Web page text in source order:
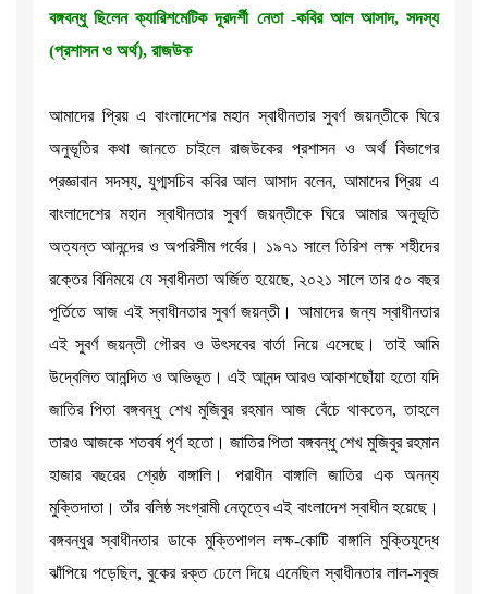
বঙ্গবন্ধু ছিলেন ক্যারিশমেটিক দূরদর্শী নেতা -কবির আল আসাদ, সদস্য
(প্রশাসন ও অর্থ), রাজউক
আমাদের প্রিয় এ বাংলাদেশের মহান স্বাধীনতার সুবর্ণ জয়ন্তীকে ঘিরে
অনুভূতির কথা জানতে চাইলে রাজউকের প্রশাসন ও অর্থ বিভাগের
প্রজ্ঞাবান সদস্য, যুগ্মসচিব কবির আল আসাদ বলেন, আমাদের প্রিয় এ
বাংলাদেশের মহান স্বাধীনতার সুবর্ণ জয়ন্তীকে ঘিরে আমার অনুভূতি
অত্যন্ত আনন্দের ও অপরিসীম গর্বের। ১৯৭১ সালে তিরিশ লক্ষ শহীদের
রক্তের বিনিময়ে যে স্বাধীনতা অর্জিত হয়েছে, ২০২১ সালে তার ৫০ বছর
পূর্তিতে আজ এই স্বাধীনতার সুবর্ণ জয়ন্তী। আমাদের জন্য স্বাধীনতার
এই সুবর্ণ জয়ন্তী গৌরব ও উৎসবের বার্তা নিয়ে এসেছে। তাই আমি
উদ্বেলিত আনন্দিত ও অভিভূত। এই আনন্দ আরও আকাশছোঁয়া হতো যদি
জাতির পিতা বঙ্গবন্ধু শেখ মুজিবুর রহমান আজ বেঁচে থাকতেন, তাহলে
তারও আজকে শতবর্ষ পূর্ণ হতো। জাতির পিতা বঙ্গবন্ধু শেখ মুজিবুর রহমান
হাজার বছরের শ্রেষ্ঠ বাঙ্গালি। পরাধীন বাঙ্গালি জাতির এক অনন্য
মুক্তিদাতা। তাঁর বলিষ্ঠ সংগ্রামী নেতৃত্বে এই বাংলাদেশ স্বাধীন হয়েছে।
বঙ্গবন্ধুর স্বাধীনতার ডাকে মুক্তিপাগল লক্ষ-কোটি বাঙ্গালি মুক্তিযুদ্ধে
ঝাঁপিয়ে পড়েছিল, বুকের রক্ত ঢেলে দিয়ে এনেছিল স্বাধীনতার লাল-সবুজ